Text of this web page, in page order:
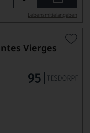
Lebensmittel­angaben
Vierges